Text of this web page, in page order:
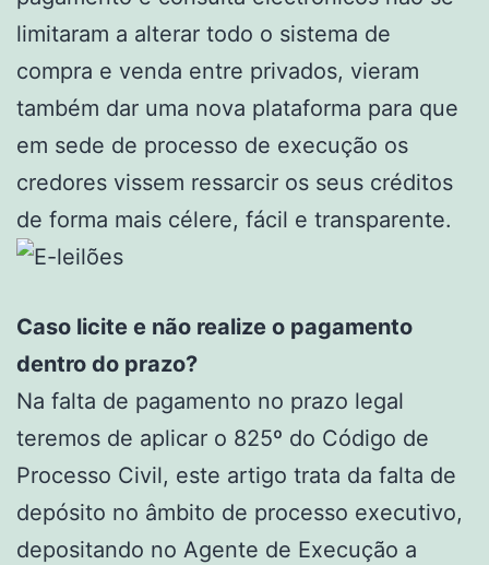
limitaram a alterar todo o sistema de
compra e venda entre privados, vieram
também dar uma nova plataforma para que
em sede de processo de execução os
credores vissem ressarcir os seus créditos
de forma mais célere, fácil e transparente.
Caso licite e não realize o pagamento
dentro do prazo?
Na falta de pagamento no prazo legal
teremos de aplicar o 825º do Código de
Processo Civil, este artigo trata da falta de
depósito no âmbito de processo executivo,
depositando no Agente de Execução a